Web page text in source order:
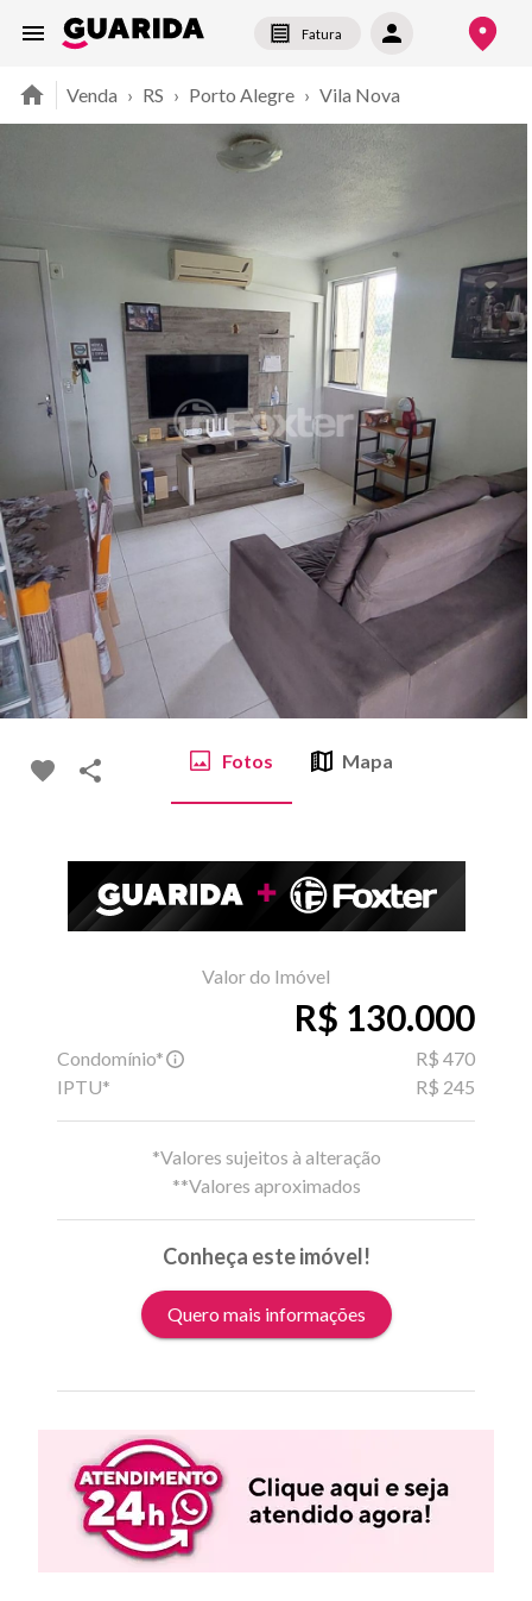
Fatura
Venda › RS › Porto Alegre › Vila Nova
Fotos Mapa
Valor do Imóvel
R$ 130.000
Condomínio*
R$ 470
IPTU*
R$ 245
*Valores sujeitos à alteração
**Valores aproximados
Conheça este imóvel!
Quero mais informações